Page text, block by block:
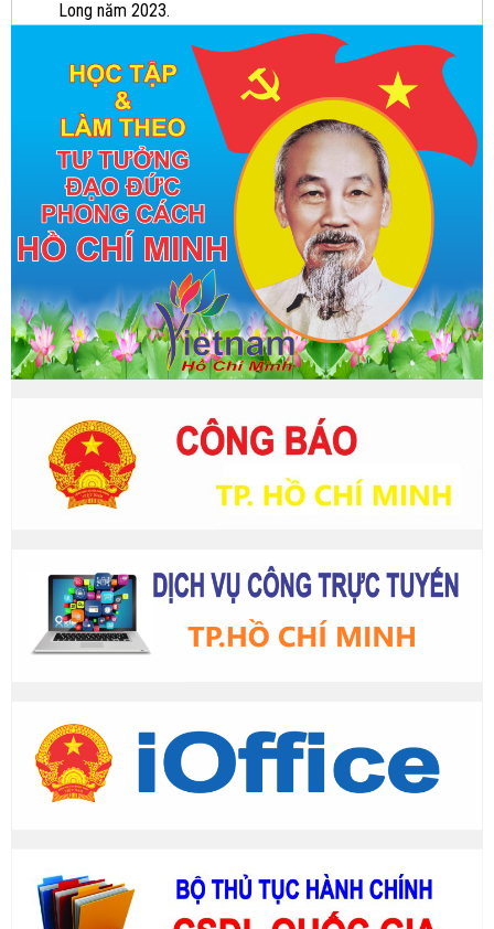
Festival tôm TP.HCM và Diễn đàn kết nối sản phẩm OCOP Đồng
bằng sông Cửu Long 2023 được tổ chức từ ngày 13 đến
16/12/2023.